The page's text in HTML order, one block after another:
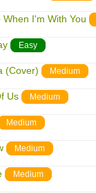
I'm With You
Easy
(Cover) Medium
Us Medium
Medium
Medium
Medium